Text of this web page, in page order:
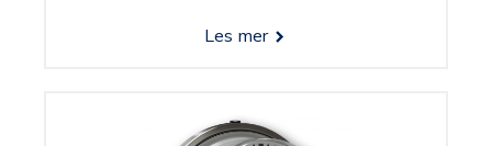
Les mer